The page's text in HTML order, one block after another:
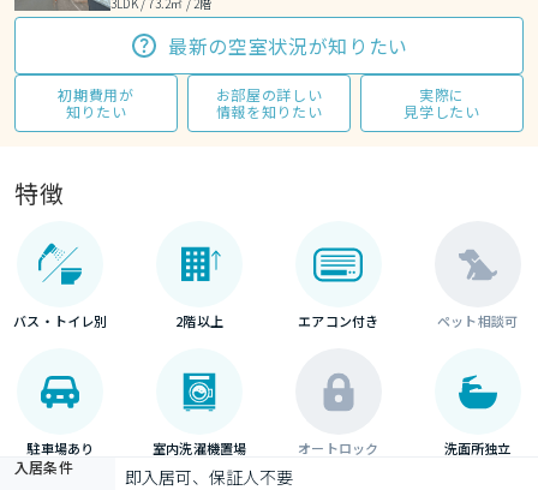
最新の空室状況が知りたい
初期費用が
知りたい
お部屋の詳しい
情報を知りたい
実際に
見学したい
特徴
バス・トイレ別 2階以上 エアコン付き ペット相談可
駐車場あり 室内洗濯機置場 オートロック 洗面所独立
入居条件 即入居可、保証人不要